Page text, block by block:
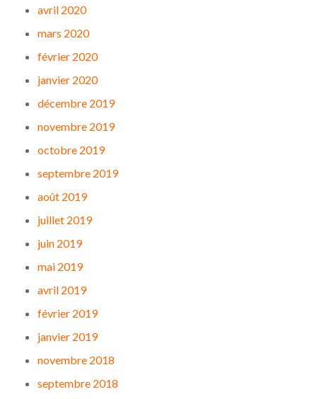
avril 2020
mars 2020
février 2020
janvier 2020
décembre 2019
novembre 2019
octobre 2019
septembre 2019
août 2019
juillet 2019
juin 2019
mai 2019
avril 2019
février 2019
janvier 2019
novembre 2018
septembre 2018